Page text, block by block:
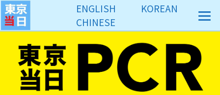
コ
ン
テ
ENGLISH
KOREAN
CHINESE